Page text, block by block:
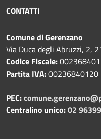
CONTATTI
Comune di Gerenzano
Via Duca degli Abruzzi, 2,
Codice Fiscale:
Partita IVA:00236840120
PEC:
Centralino unico:02